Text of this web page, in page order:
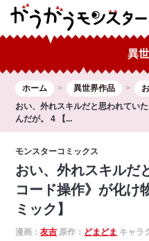
異
ホーム 異世界作品
おい、外れスキルだと思われてい
んだが。 4 【...
モンスターコミックス
おい、外れスキルだ
コード操作》が化け
ミック】
漫画：友吉 原作： どまどま キャラ